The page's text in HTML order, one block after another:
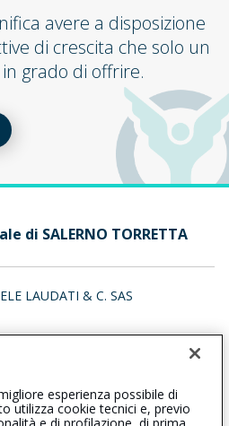
avere a disposizione
di crescita che solo un
grado di offrire.
di SALERNO TORRETTA
LAUDATI & C. SAS
AVELLINO (AV)
089226441esperienza possibile di
utilizza cookie tecnici e, previo